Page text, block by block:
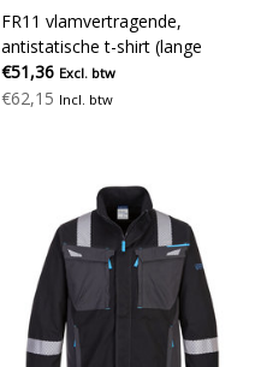
FR11 vlamvertragende,
antistatische t-shirt (lange
mouwen), zwart
€51,36 Excl. btw
€62,15 Incl. btw